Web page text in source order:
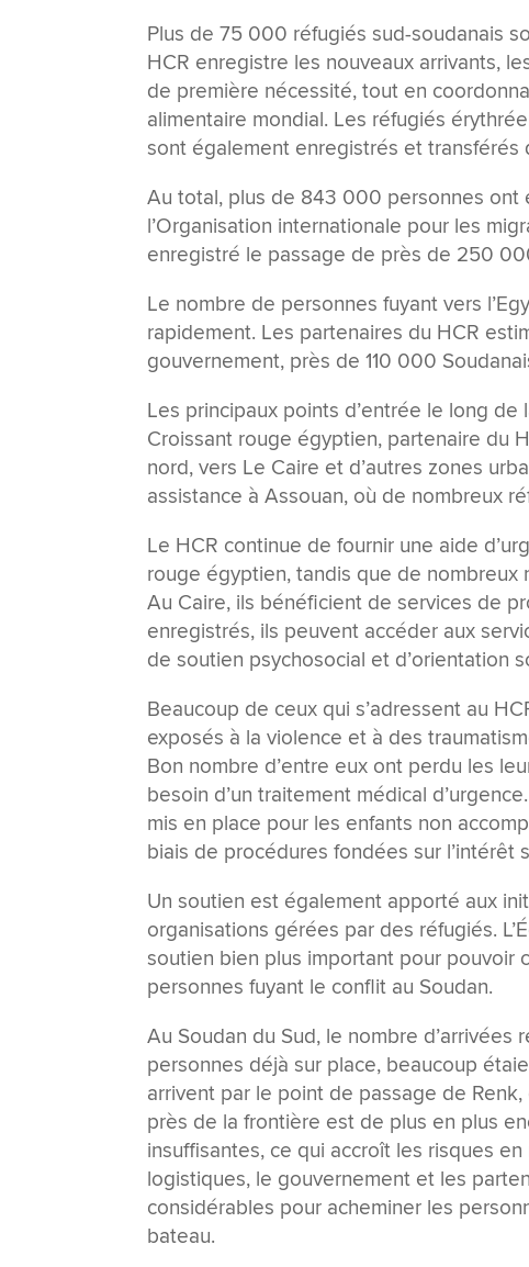
Plus de 75 000 réfugiés sud-soudanais
HCR enregistre les nouveaux arrivants,
de première nécessité, tout en
alimentaire mondial. Les réfugiés
sont également enregistrés et transférés
Au total, plus de 843 000 personnes ont
l’Organisation internationale pour les
enregistré le passage de près de 250
Le nombre de personnes fuyant vers
rapidement. Les partenaires du HCR
gouvernement, près de 110 000
Les principaux points d’entrée le long
Croissant rouge égyptien, partenaire du
nord, vers Le Caire et d’autres zones
assistance à Assouan, où de nombreux
Le HCR continue de fournir une aide
rouge égyptien, tandis que de nombreux
Au Caire, ils bénéficient de services de
enregistrés, ils peuvent accéder aux
de soutien psychosocial et d’orientation
Beaucoup de ceux qui s’adressent au
exposés à la violence et à des
Bon nombre d’entre eux ont perdu les
besoin d’un traitement médical
mis en place pour les enfants non
biais de procédures fondées sur l’intérêt
Un soutien est également apporté aux
organisations gérées par des réfugiés.
soutien bien plus important pour pouvoir
personnes fuyant le conflit au Soudan.
Au Soudan du Sud, le nombre
personnes déjà sur place, beaucoup
arrivent par le point de passage de
près de la frontière est de plus en plus
insuffisantes, ce qui accroît les risques
logistiques, le gouvernement et les
considérables pour acheminer les
bateau.